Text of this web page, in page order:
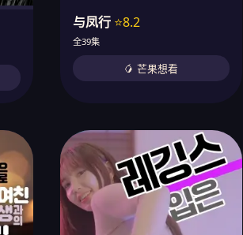
与凤行 ⭐8.2
全39集
🥭 芒果想看